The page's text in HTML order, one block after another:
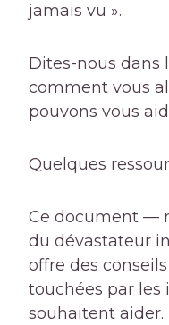
jamais vu ».
Dites-nous dans
comment vous
pouvons vous
Quelques
Ce document —
du dévastateur
offre des
touchées par les
souhaitent aider.